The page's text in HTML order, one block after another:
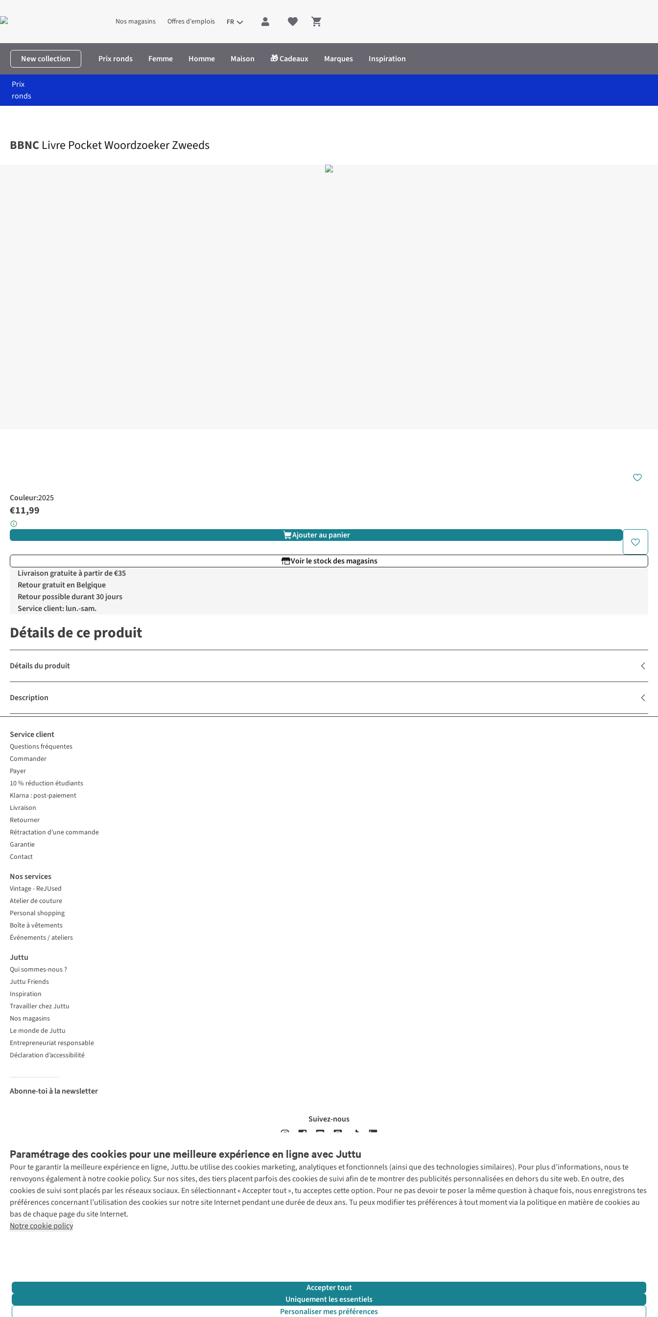
Nos magasins Offres d'emplois FR Shopping cart
New collection Prix ronds Femme Homme Maison 🎁 Cadeaux Marques Inspiration
Prix
ronds
BBNC Livre Pocket Woordzoeker Zweeds
Couleur:2025
€11,99
Ajouter au panier
Voir le stock des magasins
Livraison gratuite à partir de €35
Retour gratuit en Belgique
Retour possible durant 30 jours
Service client: lun.-sam.
Détails de ce produit
Détails du produit
Description
Paramétrage des cookies pour une meilleure expérience en ligne avec Juttu
Pour te garantir la meilleure expérience en ligne, Juttu.be utilise des cookies marketing, analytiques et fonctionnels (ainsi que des technologies similaires). Pour plus d’informations, nous te
renvoyons également à notre cookie policy. Sur nos sites, des tiers placent parfois des cookies de suivi afin de te montrer des publicités personnalisées en dehors du site web. En outre, des
cookies de suivi sont placés par les réseaux sociaux. En sélectionnant « Accepter tout », tu acceptes cette option. Pour ne pas devoir te poser la même question à chaque fois, nous enregistrons tes
préférences concernant l’utilisation des cookies sur notre site Internet pendant une durée de deux ans. Tu peux modifier tes préférences à tout moment via la politique en matière de cookies au
bas de chaque page du site Internet.
Notre cookie policy
Accepter tout
Uniquement les essentiels
Personaliser mes préférences
Service client
Questions fréquentes
Commander
Payer
10 % réduction étudiants
Klarna : post-paiement
Livraison
Retourner
Rétractation d'une commande
Garantie
Contact
Nos services
Vintage - ReJUsed
Atelier de couture
Personal shopping
Boîte à vêtements
Événements / ateliers
Juttu
Qui sommes-nous ?
Juttu Friends
Inspiration
Travailler chez Juttu
Nos magasins
Le monde de Juttu
Entrepreneuriat responsable
Déclaration d’accessibilité
Abonne-toi à la newsletter
Suivez-nous
Mentions légales Politique de confidentialté Conditions générales Cookie policy
Retail Concepts
N.V.,
Smallandlaan
9, 2660
BTW BE
0416.762.280